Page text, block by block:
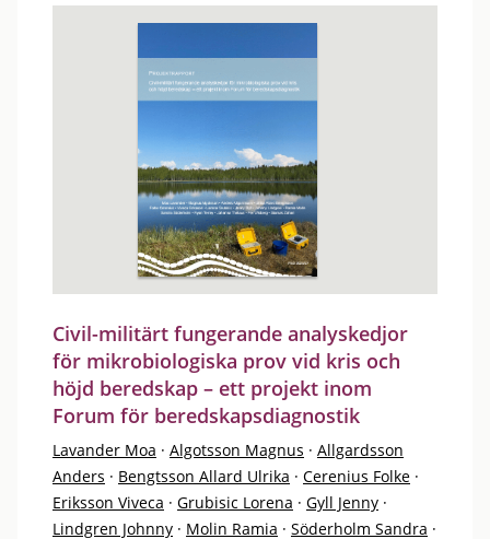
Civil-militärt fungerande analyskedjor
för mikrobiologiska prov vid kris och
höjd beredskap – ett projekt inom
Forum för beredskapsdiagnostik
Lavander Moa · Algotsson Magnus · Allgardsson
Anders · Bengtsson Allard Ulrika · Cerenius Folke ·
Eriksson Viveca · Grubisic Lorena · Gyll Jenny ·
Lindgren Johnny · Molin Ramia · Söderholm Sandra ·